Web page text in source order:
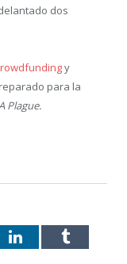
dos
y
para la
Plague.
LinkedInTumblr